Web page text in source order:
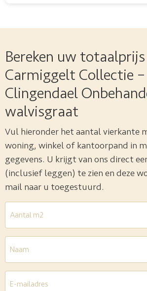
Bereken uw totaalprijs
Carmiggelt Collectie –
Clingendael
walvisgraat
Vul hieronder het aantal vierkante
woning, winkel of kantoorpand in
gegevens. U krijgt van ons direct
(inclusief leggen) te zien en deze
mail naar u toegestuurd.
Aantal
m2 *
Naam
E-
mailadres *